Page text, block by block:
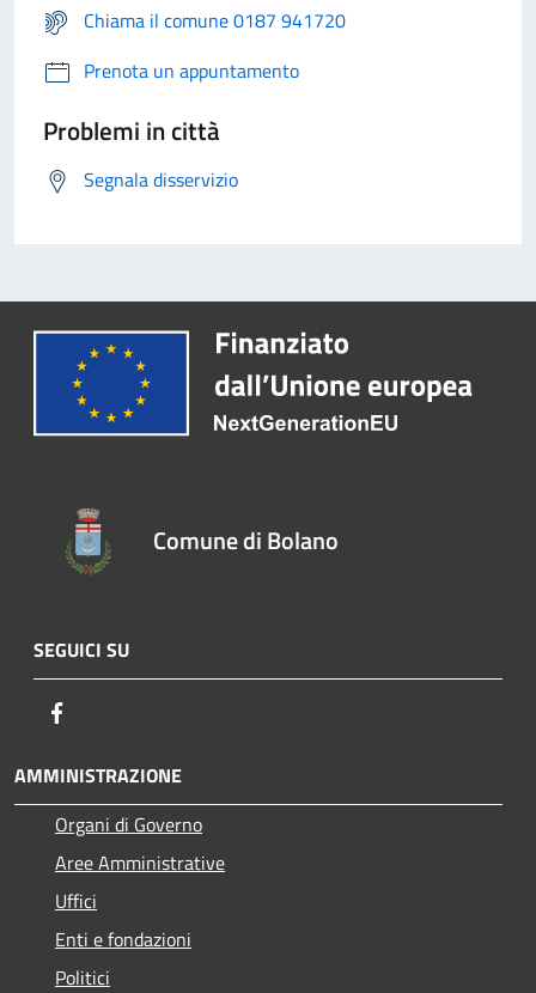
Chiama il comune 0187 941720
Prenota un appuntamento
Problemi in città
Segnala disservizio
Comune di Bolano
SEGUICI SU
AMMINISTRAZIONE
Organi di Governo
Aree Amministrative
Uffici
Enti e fondazioni
Politici